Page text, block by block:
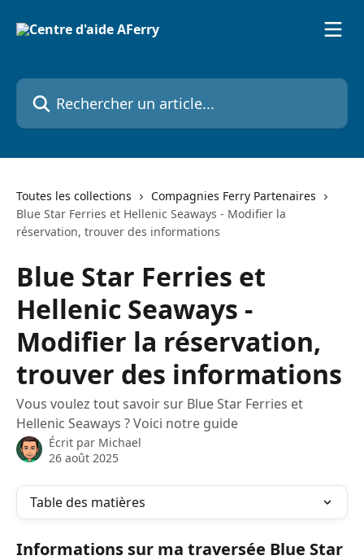
Rechercher un article...
Toutes les collections
Compagnies Ferry Partenaires
Blue Star Ferries et Hellenic Seaways - Modifier la
réservation, trouver des informations
Blue Star Ferries et
Hellenic Seaways -
Modifier la réservation,
trouver des informations
Vous voulez tout savoir sur Blue Star Ferries et
Hellenic Seaways ? Voici notre guide
Écrit par Michael
26 août 2025
Table des matières
Informations sur ma traversée Blue Star